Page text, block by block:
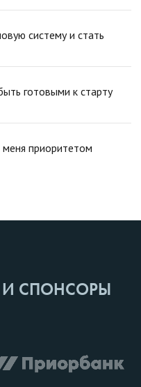
систему и стать
готовыми к старту
приоритетом
СПОНСОРЫ